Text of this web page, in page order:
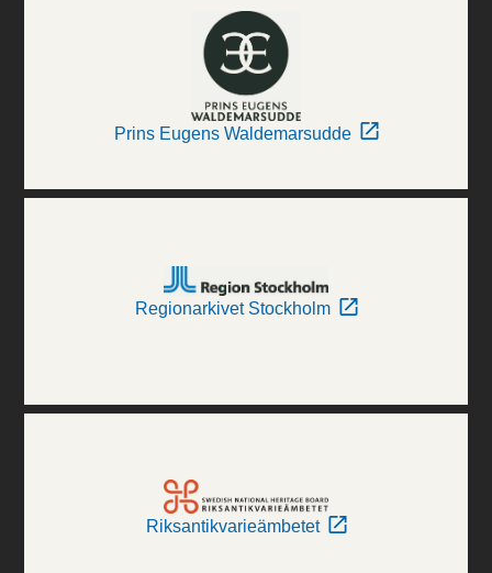
Prins Eugens Waldemarsudde
Regionarkivet Stockholm
Riksantikvarieämbetet